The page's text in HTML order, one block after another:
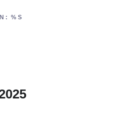
%S